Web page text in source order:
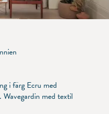
i färg Ecru med
Wavegardin med textil